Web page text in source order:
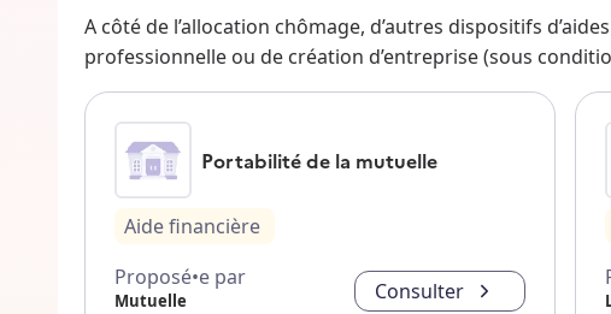
A côté de l’allocation chômage, d’autres dispositifs
professionnelle ou de création d’entreprise (sous
Portabilité de la mutuelle
Aide financière
Proposé•e par
Mutuelle Consulter